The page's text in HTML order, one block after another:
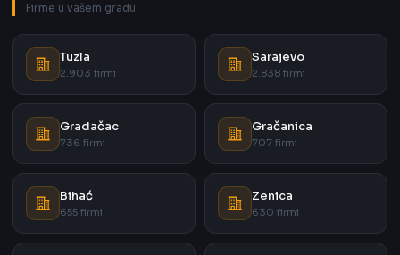
Firme u vašem gradu
Tuzla
2.903 firmi
Sarajevo
2.838 firmi
Gradačac
736 firmi
Gračanica
707 firmi
Bihać
655 firmi
Zenica
630 firmi